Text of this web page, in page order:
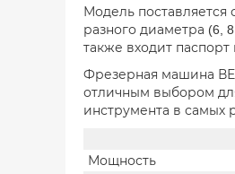
Модель
разного диаметра (6,
также входит
Фрезерная машина
отличным выбором
инструмента в самых
Мощность